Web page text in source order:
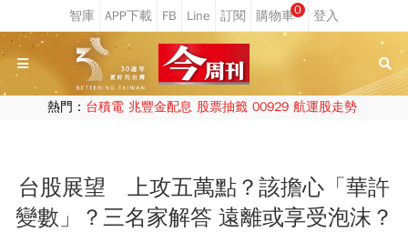
0
熱門： 台積電 兆豐金配息 股票抽籤 00929 航運股走勢
台股展望 上攻五萬點？該擔心「華許
變數」？三名家解答 遠離或享受泡沫？